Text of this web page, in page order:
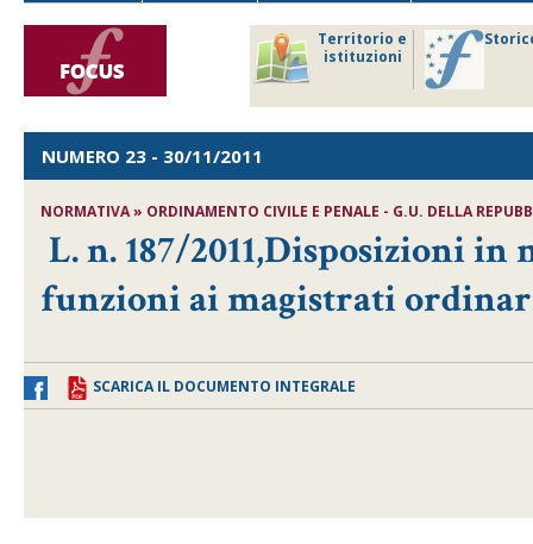
Territorio e
istituzioni
NUMERO 23 - 30/11/2011
NORMATIVA » ORDINAMENTO CIVILE E PENALE - G.U. DELLA
L. n. 187/2011,Disposizioni
funzioni ai magistrati
SCARICA IL DOCUMENTO INTEGRALE